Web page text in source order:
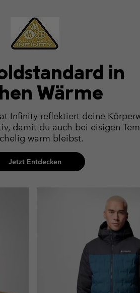
in
Wärme
Infinity reflektiert deine
damit du auch bei eisigen
warm bleibst.
Jetzt Entdecken